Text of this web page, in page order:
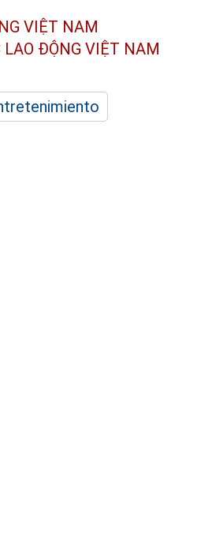
VIỆT NAM
ĐỘNG VIỆT NAM